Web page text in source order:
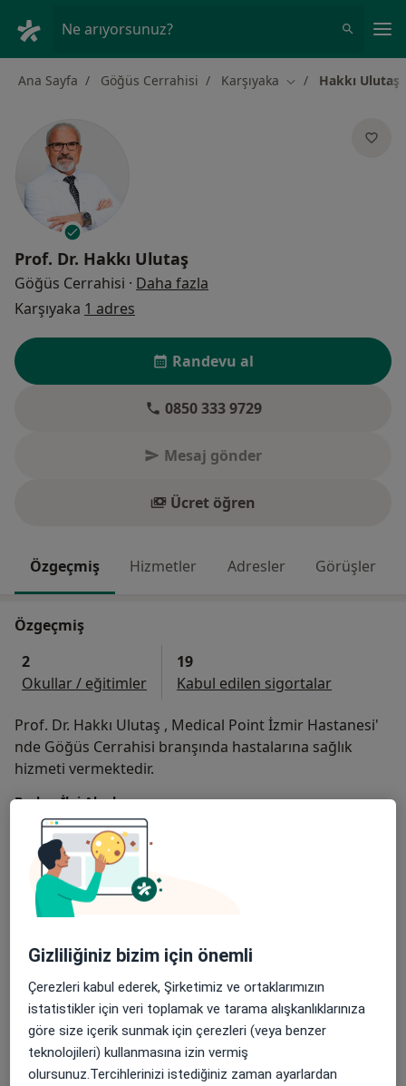
Ne arıyorsunuz?
Ana Sayfa Göğüs Cerrahisi Karşıyaka Şehir değiştir
Hakkı Ulutaş
Prof. Dr. Hakkı Ulutaş
Göğüs Cerrahisi · Daha fazla
Karşıyaka 1 adres
Randevu al
0850 333 9729
Mesaj gönder
Ücret öğren
Özgeçmiş Hizmetler Adresler Görüşler
Özgeçmiş
2
Okullar / eğitimler
19
Kabul edilen sigortalar
Prof. Dr. Hakkı Ulutaş , Medical Point İzmir Hastanesi'
nde Göğüs Cerrahisi branşında hastalarına sağlık
hizmeti vermektedir.
Başlıca İlgi Alanları
Akciğer Kanseri
Mediasten Hastalıkları
Pnömotoraks
+15a11y_sr_more_diseases
Görülen hasta/danışanlar
Yetişkin
Konsültasyon türleri
Yüz yüzeKonumları görüntüle (1)
Fotoğraflar ve videolar
Gizliliğiniz bizim için önemli
Çerezleri kabul ederek, Şirketimiz ve ortaklarımızın
istatistikler için veri toplamak ve tarama alışkanlıklarınıza
göre size içerik sunmak için çerezleri (veya benzer
teknolojileri) kullanmasına izin vermiş
olursunuz.Tercihlerinizi istediğiniz zaman ayarlardan